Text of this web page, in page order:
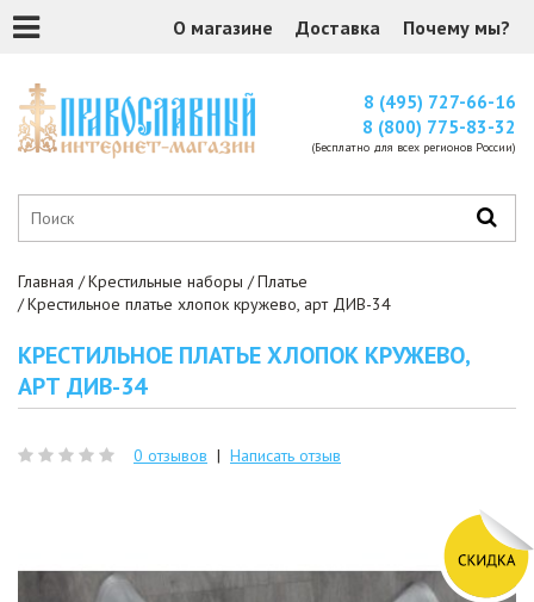
О магазине Доставка Почему мы?
8 (495) 727-66-16
8 (800) 775-83-32
(Бесплатно для всех регионов России)
Главная Крестильные наборы
Платье
Крестильное платье хлопок кружево, арт ДИВ-34
КРЕСТИЛЬНОЕ ПЛАТЬЕ ХЛОПОК КРУЖЕВО,
АРТ ДИВ-34
0 отзывов | Написать отзыв